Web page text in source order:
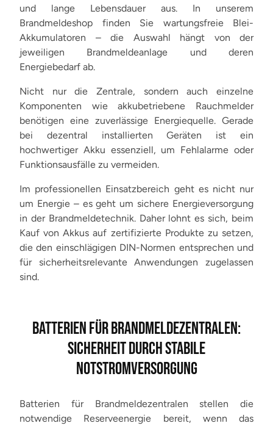
und lange Lebensdauer aus. In unserem
Brandmeldeshop finden Sie wartungsfreie Blei-
Akkumulatoren – die Auswahl hängt von der
jeweiligen Brandmeldeanlage und deren
Energiebedarf ab.
Nicht nur die Zentrale, sondern auch einzelne
Komponenten wie akkubetriebene Rauchmelder
benötigen eine zuverlässige Energiequelle. Gerade
bei dezentral installierten Geräten ist ein
hochwertiger Akku essenziell, um Fehlalarme oder
Funktionsausfälle zu vermeiden.
Im professionellen Einsatzbereich geht es nicht nur
um Energie – es geht um sichere Energieversorgung
in der Brandmeldetechnik. Daher lohnt es sich, beim
Kauf von Akkus auf zertifizierte Produkte zu setzen,
die den einschlägigen DIN-Normen entsprechen und
für sicherheitsrelevante Anwendungen zugelassen
sind.
BATTERIEN FÜR BRANDMELDEZENTRALEN:
SICHERHEIT DURCH STABILE
NOTSTROMVERSORGUNG
Batterien für Brandmeldezentralen stellen die
notwendige Reserveenergie bereit, wenn das